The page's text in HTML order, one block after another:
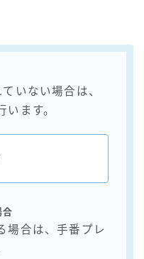
いない場合は、
ます。
合
場合は、手番プレ